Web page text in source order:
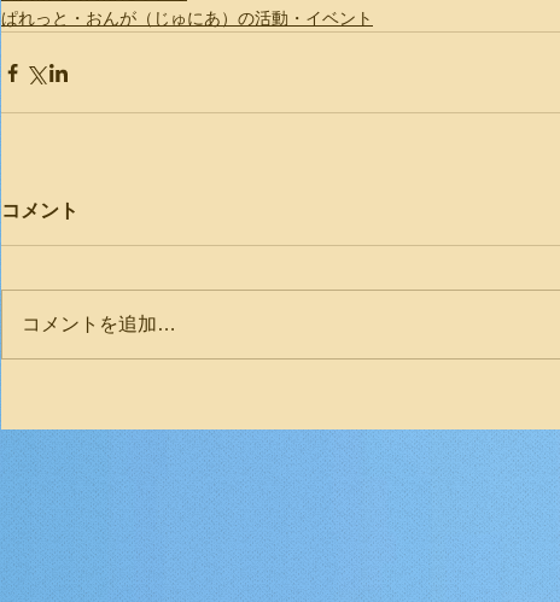
ぱれっと・おんが（じゅにあ）の活動・イベント
コメント
コメントを追加…